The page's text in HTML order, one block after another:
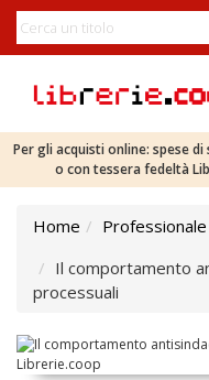
Per gli acquisti online: spese
o con tessera fedeltà
Home Professionale
Il comportamento
processuali